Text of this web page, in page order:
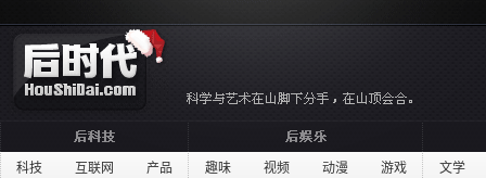
科技 互联网 产品 趣味 视频 动漫 游戏 文学